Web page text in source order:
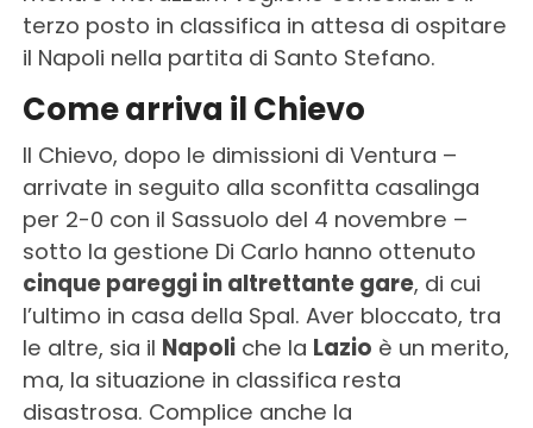
terzo posto in classifica in attesa di ospitare
il Napoli nella partita di Santo Stefano.
Come arriva il Chievo
Il Chievo, dopo le dimissioni di Ventura –
arrivate in seguito alla sconfitta casalinga
per 2-0 con il Sassuolo del 4 novembre –
sotto la gestione Di Carlo hanno ottenuto
cinque pareggi in altrettante gare, di cui
l’ultimo in casa della Spal. Aver bloccato, tra
le altre, sia il Napoliche la Lazio è un merito,
ma, la situazione in classifica resta
disastrosa. Complice anche la